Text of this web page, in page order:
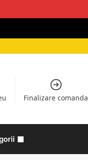
Finalizare comanda